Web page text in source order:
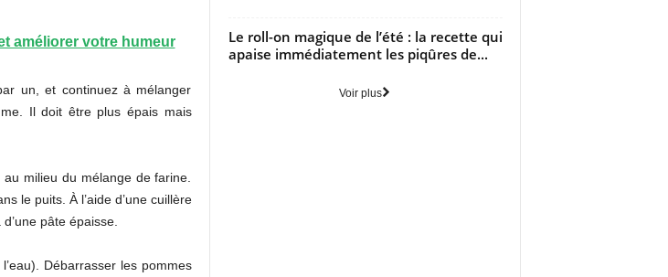
améliorer votre humeur
un, et continuez à mélanger
Il doit être plus épais mais
milieu du mélange de farine.
le puits. À l’aide d’une cuillère
pâte épaisse.
Débarrasser les pommes
Le roll-on magique de l’été : la recette qui
apaise immédiatement les piqûres de...
Voir plus